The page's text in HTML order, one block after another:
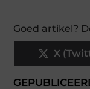
Goed artikel?
X